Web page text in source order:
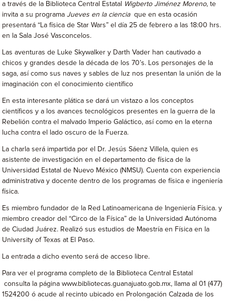
a través de la Biblioteca Central Estatal
Wigberto Jiménez Moreno, te
invita a su programaJueves en la cienciaque en esta ocasión
presentará “La física de Star Wars” el día 25 de febrero a las 18:00 hrs.
en la Sala José Vasconcelos.
Las aventuras de Luke Skywalker y Darth Vader han cautivado a
chicos y grandes desde la década de los 70’s. Los personajes de la
saga, así como sus naves y sables de luz nos presentan la unión de la
imaginación con el conocimiento científico
En esta interesante plática se dará un vistazo a los conceptos
científicos y a los avances tecnológicos presentes en la guerra de la
Rebelión contra el malvado Imperio Galáctico, así como en la eterna
lucha contra el lado oscuro de la Fuerza.
La charla será impartida por el Dr. Jesús Sáenz Villela, quien es
asistente de investigación en el departamento de física de la
Universidad Estatal de Nuevo México (NMSU). Cuenta con experiencia
administrativa y docente dentro de los programas de física e ingeniería
física.
Es miembro fundador de la Red Latinoamericana de Ingeniería Física. y
miembro creador del “Circo de la Física” de la Universidad Autónoma
de Ciudad Juárez. Realizó sus estudios de Maestría en Física en la
University of Texas at El Paso.
La entrada a dicho evento será de acceso libre.
Para ver el programa completo de la Biblioteca Central Estatal
consulta la página www.bibliotecas.guanajuato.gob.mx, llama al 01 (477)
1524200 ó acude al recinto ubicado en Prolongación Calzada de los